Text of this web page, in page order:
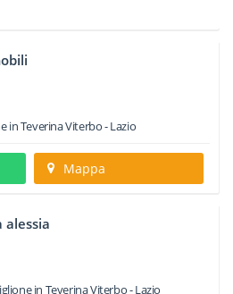
in TeverinaViterbo -Lazio
Mappa
alessia
in TeverinaViterbo -Lazio